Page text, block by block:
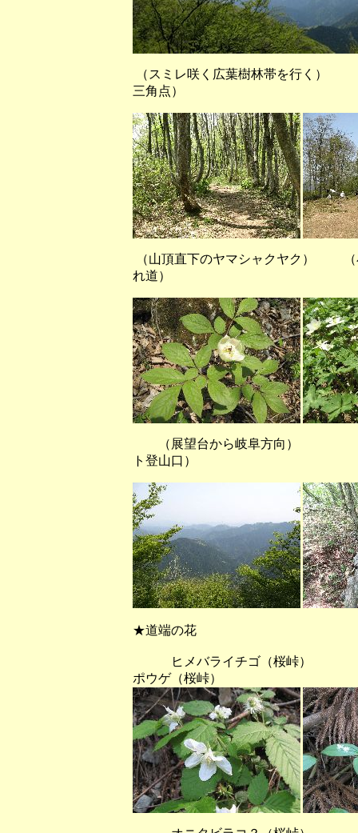
（スミレ咲く広葉樹林帯
三角点）
（山頂直下のヤマシャクヤク）
れ道）
（展望台から岐阜方向
ト登山口）
★道端の花
ヒメバライチゴ（桜
ポウゲ（桜峠）